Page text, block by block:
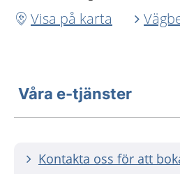
Visa på karta
Våra e-tjänster
Kontakta oss för att